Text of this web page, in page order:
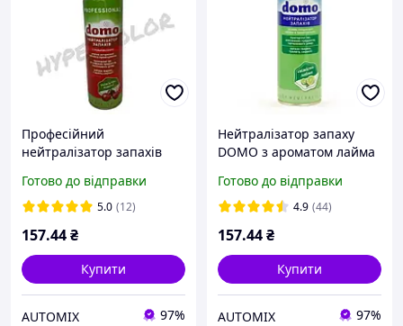
Професійний
нейтралізатор запахів
(XADO) 500мл
Готово до відправки
5.0 (12)
157.44₴
Купити
AUTOMIX 97%
Нейтралізатор запаху
DOMO з ароматом лайма
Готово до відправки
4.9 (44)
157.44₴
Купити
AUTOMIX 97%